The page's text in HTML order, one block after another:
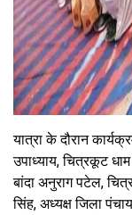
यात्रा के दौरान
उपाध्याय, चित्रकूट
बांदा अनुराग पटेल,
सिंह, अध्यक्ष जिला